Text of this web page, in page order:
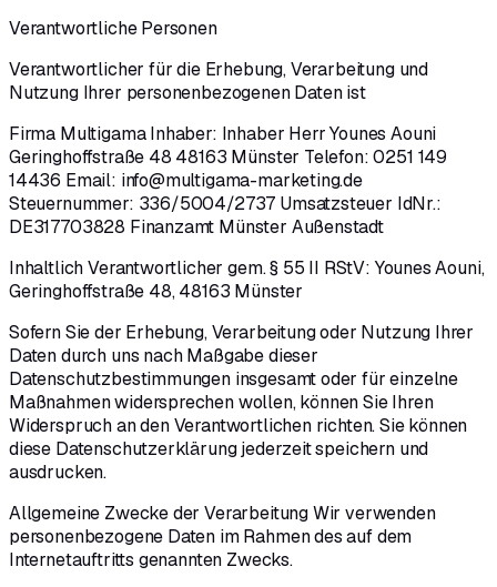
Verantwortliche Personen
Verantwortlicher für die Erhebung, Verarbeitung und
Nutzung Ihrer personenbezogenen Daten ist
Firma Multigama Inhaber: Inhaber Herr Younes Aouni
Geringhoffstraße 48 48163 Münster Telefon: 0251 149
14436 Email: info@multigama-marketing.de
Steuernummer: 336/5004/2737 Umsatzsteuer IdNr.:
DE317703828 Finanzamt Münster Außenstadt
Inhaltlich Verantwortlicher gem. § 55 II RStV: Younes Aouni,
Geringhoffstraße 48, 48163 Münster
Sofern Sie der Erhebung, Verarbeitung oder Nutzung Ihrer
Daten durch uns nach Maßgabe dieser
Datenschutzbestimmungen insgesamt oder für einzelne
Maßnahmen widersprechen wollen, können Sie Ihren
Widerspruch an den Verantwortlichen richten. Sie können
diese Datenschutzerklärung jederzeit speichern und
ausdrucken.
Allgemeine Zwecke der Verarbeitung Wir verwenden
personenbezogene Daten im Rahmen des auf dem
Internetauftritts genannten Zwecks.